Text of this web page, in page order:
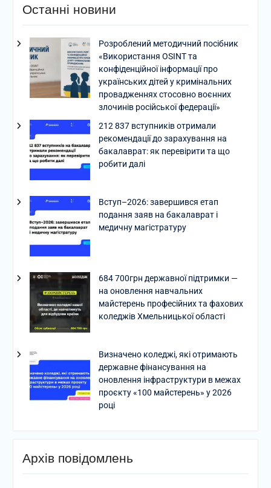
Останні новини
Розроблений методичний посібник
«Використання OSINT та
конфіденційної інформації про
українських дітей у кримінальних
провадженнях стосовно воєнних
злочинів російської федерації»
212 837 вступників отримали
рекомендації до зарахування на
бакалаврат: як перевірити та що
робити далі
Вступ–2026: завершився етап
подання заяв на бакалаврат і
медичну магістратуру
684 700грн державної підтримки —
на оновлення навчальних
майстерень професійних та фахових
коледжів Хмельницької області
Визначено коледжі, які отримають
державне фінансування на
оновлення інфраструктури в межах
проєкту «100 майстерень» у 2026
році
Архів повідомлень